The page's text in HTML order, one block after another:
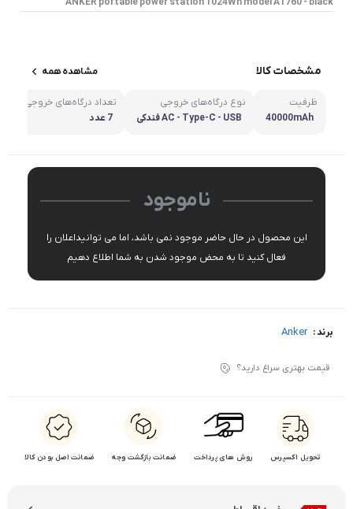
مشخصات کالا مشاهده همه
ظرفیت
40000mAh
نوع درگاه‌های خروجی
AC - Type-C - USB فندکی
تعداد درگاه‌های خروجی
7 عدد
ناموجود
این محصول در حال حاضر موجود نمی باشد، اما می توانیداعلان را
فعال کنید تا به محض موجود شدن به شما اطلاع دهیم
برند : Anker
قیمت بهتری سراغ دارید؟
تحویل اکسپرس روش های پرداخت ضمانت بازگشت وجه ضمانت اصل بودن کالا